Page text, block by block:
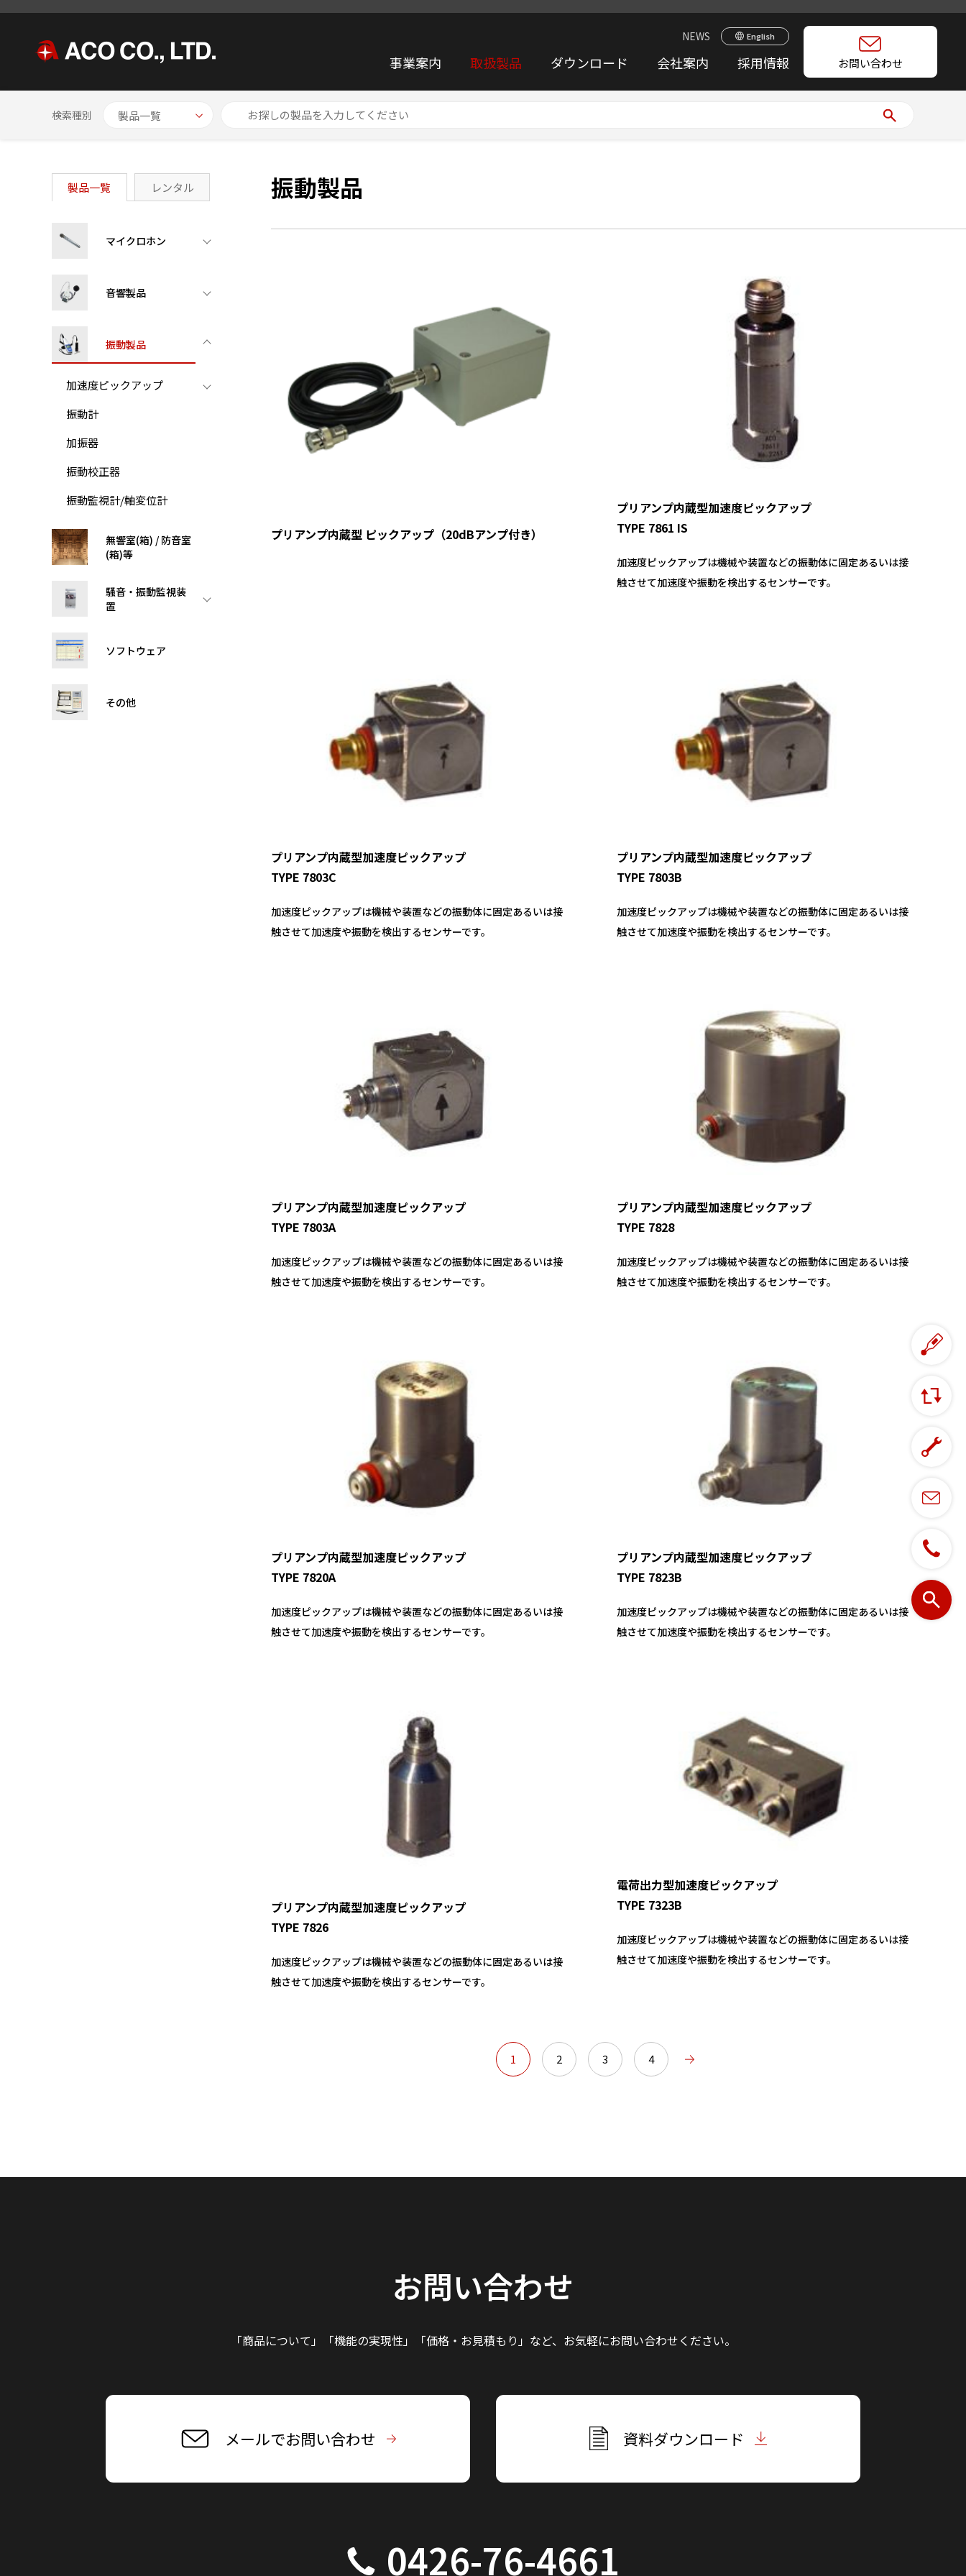
NEWS English
事業案内 取扱製品 ダウンロード 会社案内 採用情報 お問い合わせ
検索種別
HOME 製品一覧 振動製品
製品一覧 レンタル
マイクロホン
音響製品
振動製品
加速度ピックアップ
振動計
加振器
振動校正器
振動監視計/軸変位計
無響室(箱) / 防音室
(箱)等
騒音・振動監視装
置
ソフトウェア
その他
振動製品
プリアンプ内蔵型 ピックアップ（20dBアンプ付き）
プリアンプ内蔵型加速度ピックアップ
TYPE 7861 IS
加速度ピックアップは機械や装置などの振動体に固定あるいは接
触させて加速度や振動を検出するセンサーです。
プリアンプ内蔵型加速度ピックアップ
TYPE 7803C
加速度ピックアップは機械や装置などの振動体に固定あるいは接
触させて加速度や振動を検出するセンサーです。
プリアンプ内蔵型加速度ピックアップ
TYPE 7803B
加速度ピックアップは機械や装置などの振動体に固定あるいは接
触させて加速度や振動を検出するセンサーです。
プリアンプ内蔵型加速度ピックアップ
TYPE 7803A
加速度ピックアップは機械や装置などの振動体に固定あるいは接
触させて加速度や振動を検出するセンサーです。
プリアンプ内蔵型加速度ピックアップ
TYPE 7828
加速度ピックアップは機械や装置などの振動体に固定あるいは接
触させて加速度や振動を検出するセンサーです。
プリアンプ内蔵型加速度ピックアップ
TYPE 7820A
加速度ピックアップは機械や装置などの振動体に固定あるいは接
触させて加速度や振動を検出するセンサーです。
プリアンプ内蔵型加速度ピックアップ
TYPE 7823B
加速度ピックアップは機械や装置などの振動体に固定あるいは接
触させて加速度や振動を検出するセンサーです。
プリアンプ内蔵型加速度ピックアップ
TYPE 7826
加速度ピックアップは機械や装置などの振動体に固定あるいは接
触させて加速度や振動を検出するセンサーです。
電荷出力型加速度ピックアップ
TYPE 7323B
加速度ピックアップは機械や装置などの振動体に固定あるいは接
触させて加速度や振動を検出するセンサーです。
1 2 3 4
お問い合わせ
「商品について」「機能の実現性」 「価格・お見積もり」など、 お気軽にお問い合わせください。
メールでお問い合わせ 資料ダウンロード
0426-76-4661